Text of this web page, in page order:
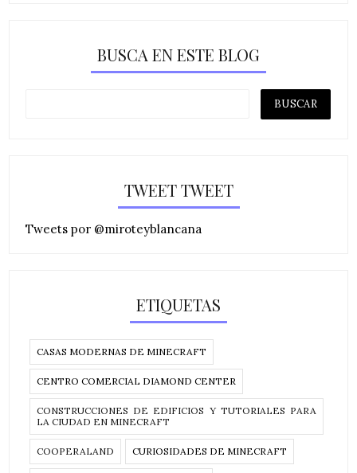
BUSCA EN ESTE BLOG
TWEET TWEET
Tweets por @miroteyblancana
ETIQUETAS
CASAS MODERNAS DE MINECRAFT
CENTRO COMERCIAL DIAMOND CENTER
CONSTRUCCIONES DE EDIFICIOS Y TUTORIALES PARA
LA CIUDAD EN MINECRAFT
COOPERALAND CURIOSIDADES DE MINECRAFT